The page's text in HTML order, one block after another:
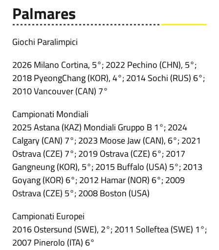
Palmares
Giochi Paralimpici
2026 Milano Cortina, 5°; 2022 Pechino (CHN), 5°;
2018 PyeongChang (KOR), 4°; 2014 Sochi (RUS) 6°;
2010 Vancouver (CAN) 7°
Campionati Mondiali
2025 Astana (KAZ) Mondiali Gruppo B 1°; 2024
Calgary (CAN) 7°; 2023 Moose Jaw (CAN), 6°; 2021
Ostrava (CZE) 7°; 2019 Ostrava (CZE) 6°; 2017
Gangneung (KOR), 5°; 2015 Buffalo (USA) 5°; 2013
Goyang (KOR) 6°; 2012 Hamar (NOR) 6°; 2009
Ostrava (CZE) 5°; 2008 Boston (USA)
Campionati Europei
2016 Ostersund (SWE), 2°; 2011 Solleftea (SWE) 1°;
2007 Pinerolo (ITA) 6°